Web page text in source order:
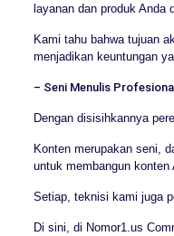
layanan dan produk Anda
Kami tahu bahwa tujuan
menjadikan keuntungan
– Seni Menulis Profesional
Dengan disisihkannya
Konten merupakan seni,
untuk membangun konten
Setiap, teknisi kami juga
Di sini, di Nomor1.us